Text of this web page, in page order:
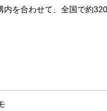
を合わせて、全国で約320